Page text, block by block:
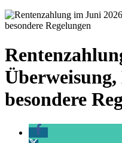
besondere